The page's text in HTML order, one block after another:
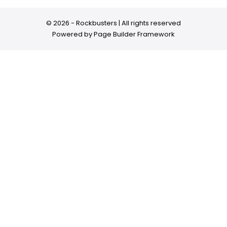
© 2026 - Rockbusters | All rights reserved
Powered byPage Builder Framework